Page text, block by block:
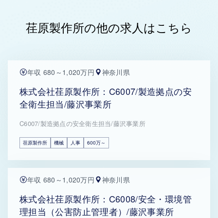
荏原製作所の他の求人はこちら
年収 680～1,020万円 神奈川県
株式会社荏原製作所：C6007/製造拠点の安
全衛生担当/藤沢事業所
C6007/製造拠点の安全衛生担当/藤沢事業所
荏原製作所 機械 人事 600万～
年収 680～1,020万円 神奈川県
株式会社荏原製作所：C6008/安全・環境管
理担当（公害防止管理者）/藤沢事業所